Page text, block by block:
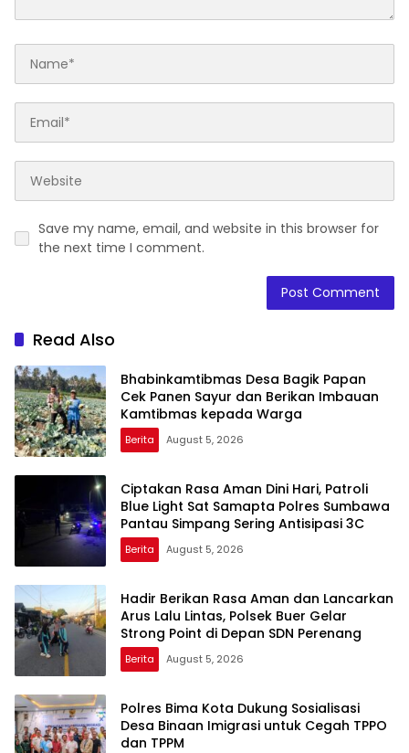
Save my name, email, and website in this browser for
the next time I comment.
Read Also
Bhabinkamtibmas Desa Bagik Papan
Cek Panen Sayur dan Berikan Imbauan
Kamtibmas kepada Warga
Berita August 5, 2026
Ciptakan Rasa Aman Dini Hari, Patroli
Blue Light Sat Samapta Polres Sumbawa
Pantau Simpang Sering Antisipasi 3C
Berita August 5, 2026
Hadir Berikan Rasa Aman dan Lancarkan
Arus Lalu Lintas, Polsek Buer Gelar
Strong Point di Depan SDN Perenang
Berita August 5, 2026
Polres Bima Kota Dukung Sosialisasi
Desa Binaan Imigrasi untuk Cegah TPPO
dan TPPM